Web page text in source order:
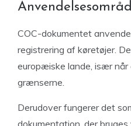
COC-dokumentet
registrering af køretøjer.
europæiske lande, især
grænserne.
Derudover fungerer det
dokumentation, der